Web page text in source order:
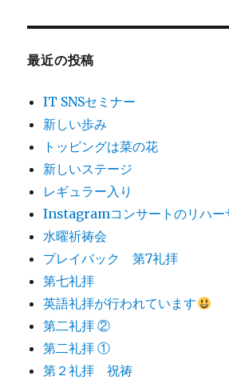
象:
最近の投稿
IT SNSセミナー
新しい歩み
トッピングは菜の花
新しいステージ
レギュラー入り
Instagramコンサートのリハー
水曜祈祷会
プレイバック 第7礼拝
第七礼拝
英語礼拝が行われています
第二礼拝 ②
第二礼拝 ①
第２礼拝 祝祷